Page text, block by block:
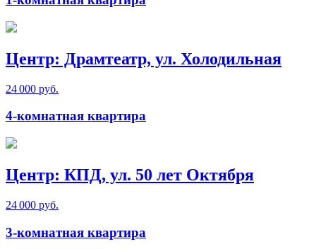
Центр: Драмтеатр, ул. Холодильная
24 000 руб.
4-комнатная квартира
Центр: КПД, ул. 50 лет Октября
24 000 руб.
3-комнатная квартира